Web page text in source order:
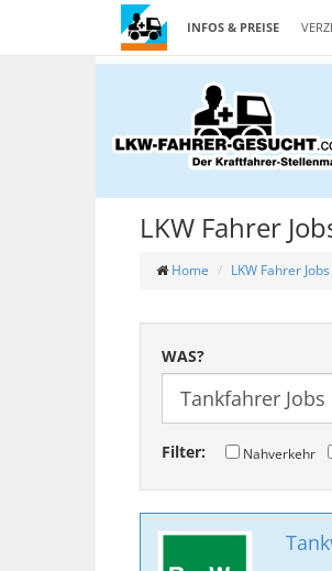
INFOS & PREISE
LKW Fahrer
Home LKW Fahrer Jobs
WAS?
Filter: Nahverkehr